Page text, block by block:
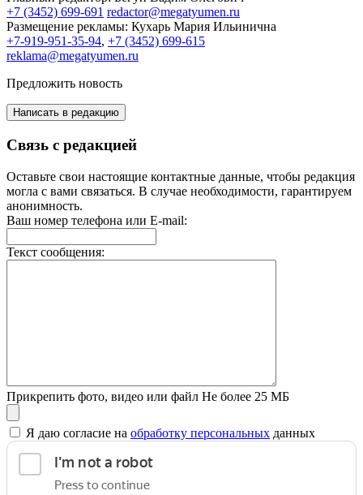
+7 (3452) 699-691 redactor@megatyumen.ru
Размещение рекламы: Кухарь Мария Ильинична
+7-919-951-35-94, +7 (3452) 699-615
reklama@megatyumen.ru
Предложить новость
Написать в редакцию
Связь с редакцией
Оставьте свои настоящие контактные данные, чтобы редакция
могла с вами связаться. В случае необходимости, гарантируем
анонимность.
Ваш номер телефона или E-mail:
Текст сообщения:
Прикрепить фото, видео или файл Не более 25 МБ
Я даю согласие на обработку персональных данных